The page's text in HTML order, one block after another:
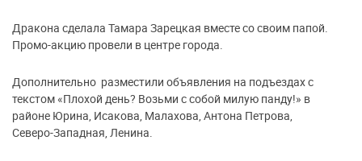
Дракона сделала Тамара Зарецкая вместе со своим папой.
Промо-акцию провели в центре города.
Дополнительно разместили объявления на подъездах с
текстом «Плохой день? Возьми с собой милую панду!» в
районе Юрина, Исакова, Малахова, Антона Петрова,
Северо-Западная, Ленина.